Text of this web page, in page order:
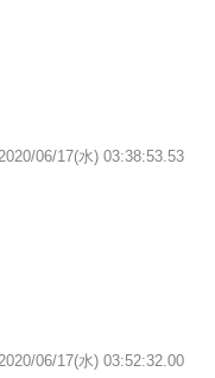
06/17(水) 03:38:53.53
06/17(水) 03:52:32.00